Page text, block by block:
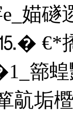
e_媌
€*
蝗艷
髚垢